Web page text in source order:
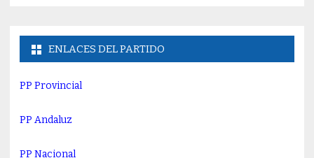
ENLACES DEL PARTIDO
PP Provincial
PP Andaluz
PP Nacional